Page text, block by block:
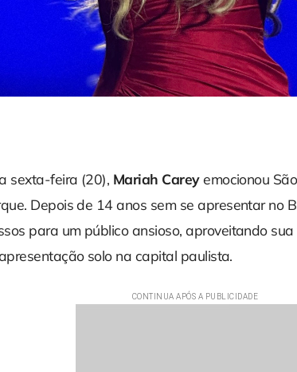
sexta-feira (20), Mariah Careyemocionou
Depois de 14 anos sem se apresentar no
para um público ansioso, aproveitando
solo na capital paulista.